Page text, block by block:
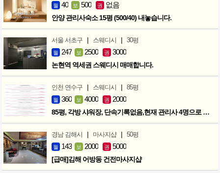
월 40 보 500 권 없음
안양 관리사숙소 15평 (500/40) 내놓습니다.
서울 서초구 | 스웨디시 | 30평
월 247 보 2500 권 3000
논현역 역세권 스웨디시 매매합니다.
인천 연수구 | 스웨디시 | 85평
월 360 보 4000 권 2000
85평, 각방 샤워장, 단속기록없음,현재 관리사 4명으로 성업중
경남 김해시 | 마사지샵 | 50평
월 143 보 2000 권 5000
[급매]김해 어방동 건전마사지샵